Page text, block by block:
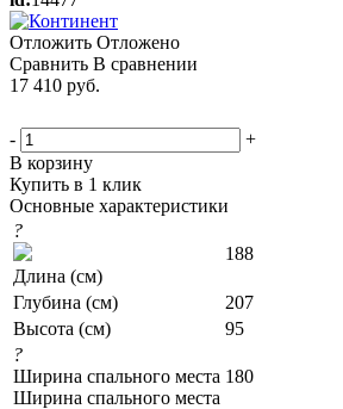
Отложить Отложено
Сравнить В сравнении
17 410 руб.
-
+
В корзину
Купить в 1 клик
Основные характеристики
?
Длина (см)
188
Глубина (см)
207
Высота (см)
95
?
Ширина спального места
Ширина спального места
180